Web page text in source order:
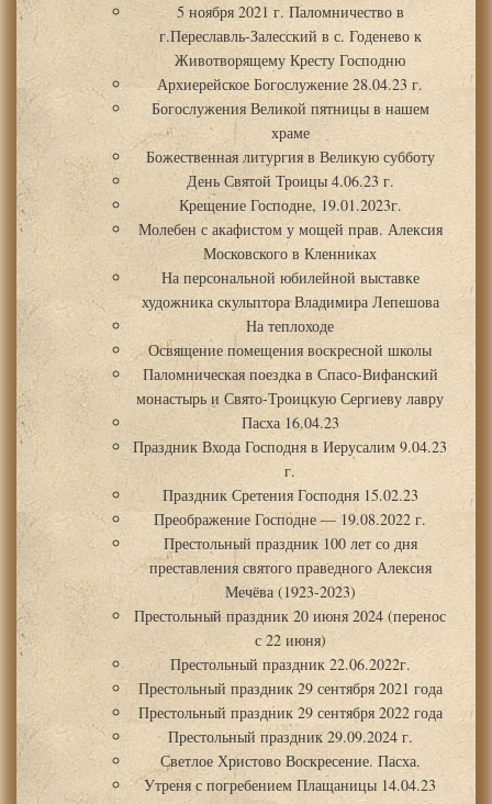
5 ноября 2021 г. Паломничество в
г.Переславль-Залесский в с. Годенево к
Животворящему Кресту Господню
Архиерейское Богослужение 28.04.23 г.
Богослужения Великой пятницы в нашем
храме
Божественная литургия в Великую субботу
День Святой Троицы 4.06.23 г.
Крещение Господне, 19.01.2023г.
Молебен с акафистом у мощей прав. Алексия
Московского в Кленниках
На персональной юбилейной выставке
художника скульптора Владимира Лепешова
На теплоходе
Освящение помещения воскресной школы
Паломническая поездка в Спасо-Вифанский
монастырь и Свято-Троицкую Сергиеву лавру
Пасха 16.04.23
Праздник Входа Господня в Иерусалим 9.04.23
г.
Праздник Сретения Господня 15.02.23
Преображение Господне — 19.08.2022 г.
Престольный праздник 100 лет со дня
преставления святого праведного Алексия
Мечёва (1923-2023)
Престольный праздник 20 июня 2024 (перенос
с 22 июня)
Престольный праздник 22.06.2022г.
Престольный праздник 29 сентября 2021 года
Престольный праздник 29 сентября 2022 года
Престольный праздник 29.09.2024 г.
Светлое Христово Воскресение. Пасха.
Утреня с погребением Плащаницы 14.04.23